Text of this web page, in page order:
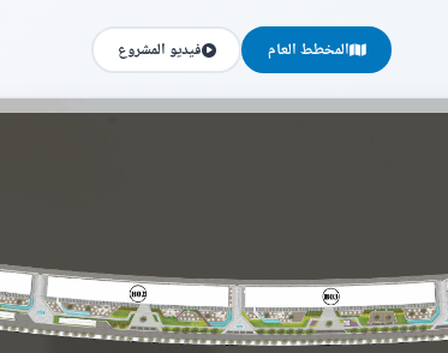
المخطط العام فيديو المشروع